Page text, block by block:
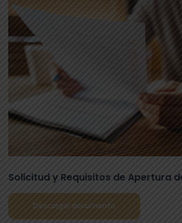
Solicitud y Requisitos de Apertura
Descargar documento